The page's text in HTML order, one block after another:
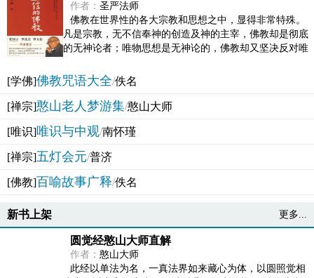
作者： 圣严法师
佛教在世界性的各大宗教和思想之中，显得非常特殊。
凡是宗教，无不信奉神的创造及神的主宰，佛教却是彻底
的无神论者；唯物思想是无神论的，佛教却又坚决反对唯
[学佛]佛教咒语大全/佚名
[禅宗]憨山老人梦游集/憨山大师
[唯识]唯识与中观/南怀瑾
[禅宗]五灯会元/普济
[佛教]百喻故事广释/佚名
新书上架 更多...
圆觉经憨山大师直解
作者： 憨山大师
此经以单法为名，一真法界如来藏心为体，以圆照觉相